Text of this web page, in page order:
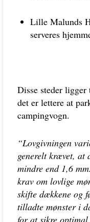
Lille Malunds
serveres
Disse steder
det er lettere at
campingvogn.
“Lovgivningen
generelt krævet, at
mindre end 1,6
krav om lovlige
skifte dækkene og
tilladte mønster i
for at sikre